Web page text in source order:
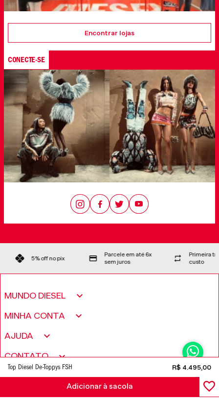
Top Diesel De-Toppys FSH R$ 4.495,00
Adicionar à sacola
Encontrar lojas
CONECTE-SE
5% off no pix
Parcele em até 6x
sem juros
Primeira
custo
MUNDO DIESEL
Sobre nós
MINHA CONTA
Meus pedidos
Wishlist
AJUDA
Encontre uma loja
Perguntas frequentes
Seja um revendedor
CONTATO
FORMAS DE PAGAMENTO